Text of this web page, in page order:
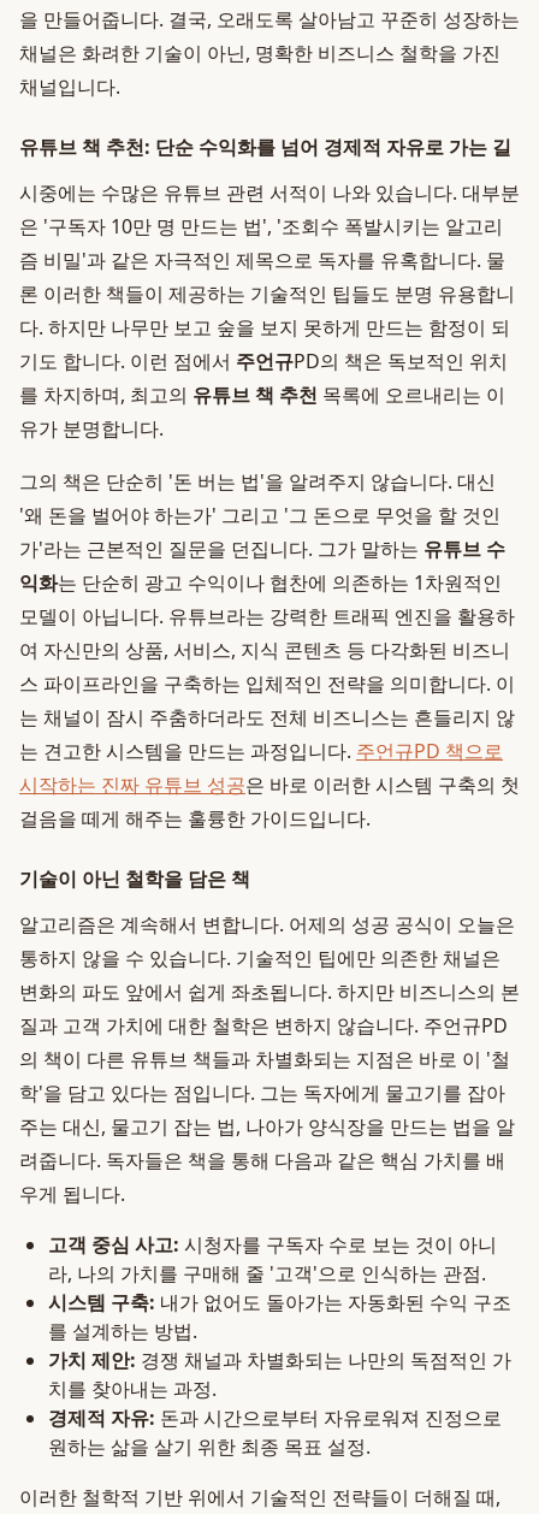
을 만들어줍니다. 결국, 오래도록 살아남고 꾸준히 성장하는
채널은 화려한 기술이 아닌, 명확한 비즈니스 철학을 가진
채널입니다.
유튜브 책 추천: 단순 수익화를 넘어 경제적 자유로 가는 길
시중에는 수많은 유튜브 관련 서적이 나와 있습니다. 대부분
은 '구독자 10만 명 만드는 법', '조회수 폭발시키는 알고리
즘 비밀'과 같은 자극적인 제목으로 독자를 유혹합니다. 물
론 이러한 책들이 제공하는 기술적인 팁들도 분명 유용합니
다. 하지만 나무만 보고 숲을 보지 못하게 만드는 함정이 되
기도 합니다. 이런 점에서 주언규PD의 책은 독보적인 위치
를 차지하며, 최고의 유튜브 책 추천 목록에 오르내리는 이
유가 분명합니다.
그의 책은 단순히 '돈 버는 법'을 알려주지 않습니다. 대신
'왜 돈을 벌어야 하는가' 그리고 '그 돈으로 무엇을 할 것인
가'라는 근본적인 질문을 던집니다. 그가 말하는 유튜브 수
익화는 단순히 광고 수익이나 협찬에 의존하는 1차원적인
모델이 아닙니다. 유튜브라는 강력한 트래픽 엔진을 활용하
여 자신만의 상품, 서비스, 지식 콘텐츠 등 다각화된 비즈니
스 파이프라인을 구축하는 입체적인 전략을 의미합니다. 이
는 채널이 잠시 주춤하더라도 전체 비즈니스는 흔들리지 않
는 견고한 시스템을 만드는 과정입니다. 주언규PD 책으로
시작하는 진짜 유튜브 성공은 바로 이러한 시스템 구축의 첫
걸음을 떼게 해주는 훌륭한 가이드입니다.
기술이 아닌 철학을 담은 책
알고리즘은 계속해서 변합니다. 어제의 성공 공식이 오늘은
통하지 않을 수 있습니다. 기술적인 팁에만 의존한 채널은
변화의 파도 앞에서 쉽게 좌초됩니다. 하지만 비즈니스의 본
질과 고객 가치에 대한 철학은 변하지 않습니다. 주언규PD
의 책이 다른 유튜브 책들과 차별화되는 지점은 바로 이 '철
학'을 담고 있다는 점입니다. 그는 독자에게 물고기를 잡아
주는 대신, 물고기 잡는 법, 나아가 양식장을 만드는 법을 알
려줍니다. 독자들은 책을 통해 다음과 같은 핵심 가치를 배
우게 됩니다.
고객 중심 사고: 시청자를 구독자 수로 보는 것이 아니
라, 나의 가치를 구매해 줄 '고객'으로 인식하는 관점.
시스템 구축: 내가 없어도 돌아가는 자동화된 수익 구조
를 설계하는 방법.
가치 제안: 경쟁 채널과 차별화되는 나만의 독점적인 가
치를 찾아내는 과정.
경제적 자유: 돈과 시간으로부터 자유로워져 진정으로
원하는 삶을 살기 위한 최종 목표 설정.
이러한 철학적 기반 위에서 기술적인 전략들이 더해질 때,